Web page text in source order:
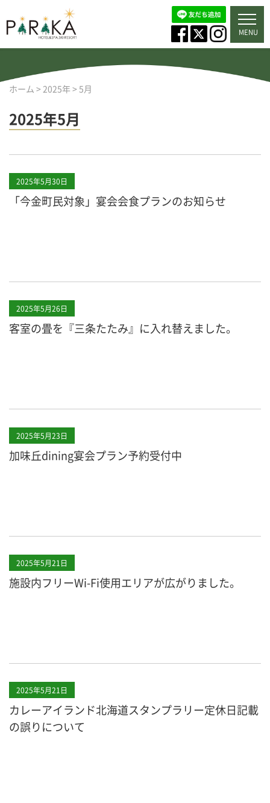
MENU
ホーム > 2025年 > 5月
2025年5月
2025年5月30日
「今金町民対象」宴会会食プランのお知らせ
2025年5月26日
客室の畳を『三条たたみ』に入れ替えました。
2025年5月23日
加味丘dining宴会プラン予約受付中
2025年5月21日
施設内フリーWi-Fi使用エリアが広がりました。
2025年5月21日
カレーアイランド北海道スタンプラリー定休日記載
の誤りについて